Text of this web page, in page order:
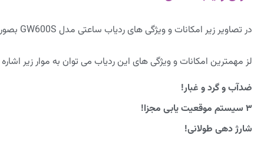
در تصاویر زیر امکانات و ویژگی های ردیاب ساعتی مدل GW600S بصورت کامل نمایش داده شده است
لز مهمترین امکانات و ویژگی های این ردیاب می توان به موار زیر
ضدآب و گرد و غبار!
۳ سیستم موقعیت یابی مجزا!
شارژ دهی طولانی!